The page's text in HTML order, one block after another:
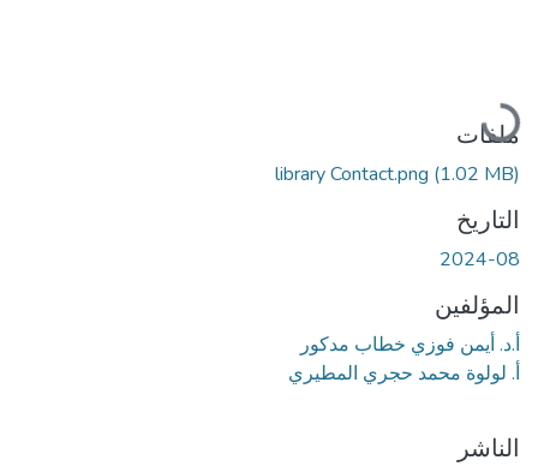
جاري التحميل...
ملفات
library Contact.png (1.02 MB)
التاريخ
2024-08
المؤلفين
أ.د. أيمن فوزي خطاب مدکور
أ. لولوة محمد حجري المطيري
الناشر